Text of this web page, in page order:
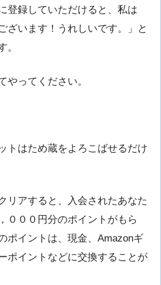
登録していただけると、私は
ざいます！うれしいです。」と
。
やってください。
トはため蔵をよろこばせるだけ
リアすると、入会されたあなた
０００円分のポイントがもら
ポイントは、現金、Amazonギ
ポイントなどに交換することが